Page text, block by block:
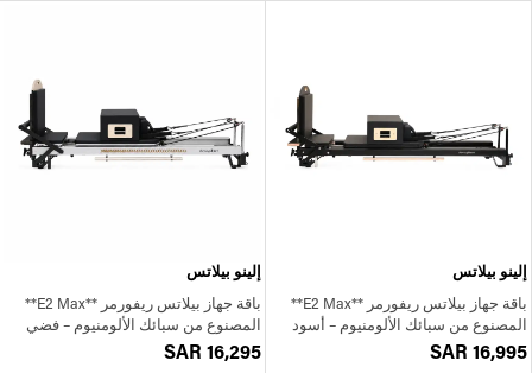
إلينو بيلاتس
باقة جهاز بيلاتس ريفورمر **E2 Max**
المصنوع من سبائك الألومنيوم – أسود
SAR 16,995
إلينو بيلاتس
باقة جهاز بيلاتس ريفورمر **E2 Max**
المصنوع من سبائك الألومنيوم – فضي
SAR 16,295